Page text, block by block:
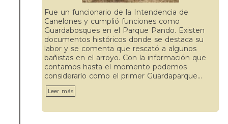
Fue un funcionario de la Intendencia de
Canelones y cumplió funciones como
Guardabosques en el Parque Pando. Existen
documentos históricos donde se destaca su
labor y se comenta que rescató a algunos
bañistas en el arroyo. Con la información que
contamos hasta el momento podemos
considerarlo como el primer Guardaparque…
Leer más